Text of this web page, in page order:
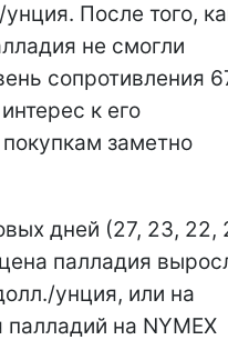
После того,
не смогли
сопротивления
к его
заметно
дней (27, 23, 22,
палладия
унция, или на
палладий на NYMEX